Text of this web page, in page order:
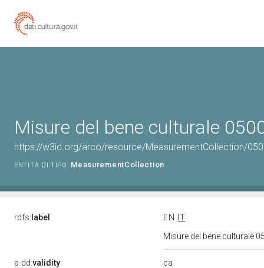
Misure del bene culturale
https://w3id.org/arco/resource/MeasurementCollection/
ENTITÀ DI TIPO: MeasurementCollection
rdfs: label EN
IT
Misure del bene culturale
a-dd:validity ca